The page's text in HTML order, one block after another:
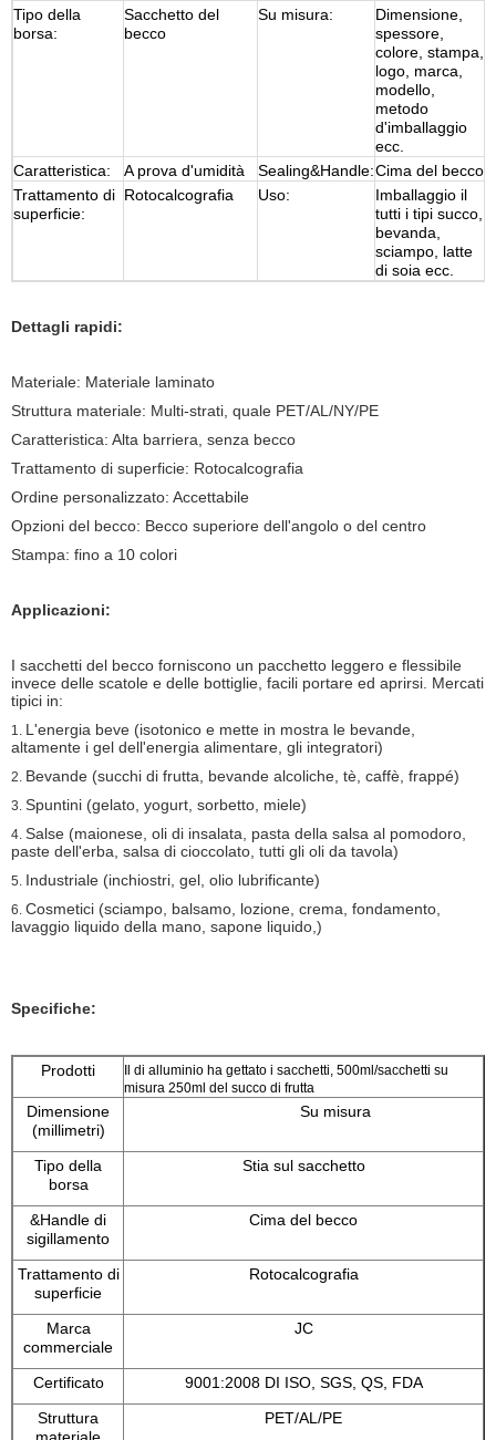
Tipo della
borsa:
Sacchetto del
becco
Su misura:
Dimensione,
spessore,
colore, stampa,
logo, marca,
modello,
metodo
d'imballaggio
ecc.
Caratteristica:
A prova d'umidità Sealing&Handle:Cima del becco
Trattamento di
superficie:
Rotocalcografia Uso:
Imballaggio il
tutti i tipi succo,
bevanda,
sciampo, latte
di soia ecc.
Dettagli rapidi:
Materiale: Materiale laminato
Struttura materiale: Multi-strati, quale PET/AL/NY/PE
Caratteristica: Alta barriera, senza becco
Trattamento di superficie: Rotocalcografia
Ordine personalizzato: Accettabile
Opzioni del becco: Becco superiore dell'angolo o del centro
Stampa: fino a 10 colori
Applicazioni:
I sacchetti del becco forniscono un pacchetto leggero e flessibile
invece delle scatole e delle bottiglie, facili portare ed aprirsi. Mercati
tipici in:
1. L'energia beve (isotonico e mette in mostra le bevande,
altamente i gel dell'energia alimentare, gli integratori)
2. Bevande (succhi di frutta, bevande alcoliche, tè, caffè, frappé)
3. Spuntini (gelato, yogurt, sorbetto, miele)
4. Salse (maionese, oli di insalata, pasta della salsa al pomodoro,
paste dell'erba, salsa di cioccolato, tutti gli oli da tavola)
5. Industriale (inchiostri, gel, olio lubrificante)
6. Cosmetici (sciampo, balsamo, lozione, crema, fondamento,
lavaggio liquido della mano, sapone liquido,)
Specifiche:
Prodotti
Il di alluminio ha gettato i sacchetti, 500ml/sacchetti su
misura 250ml del succo di frutta
Dimensione
(millimetri)
Su misura
Tipo della
borsa
Stia sul sacchetto
&Handle di
sigillamento
Cima del becco
Trattamento di
superficie
Rotocalcografia
Marca
commerciale
JC
Certificato
9001:2008 DI ISO, SGS, QS, FDA
Struttura
PET/AL/PE